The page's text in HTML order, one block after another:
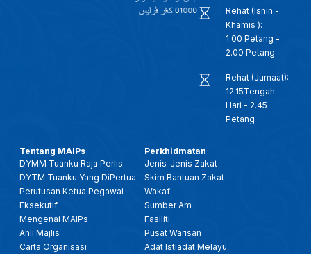
Rehat (Isnin -
Khamis ):
1.00 Petang -
2.00 Petang
Rehat (Jumaat):
12.15Tengah
Hari - 2.45
Petang
Tentang MAIPs
DYMM Tuanku Raja Perlis
DYTM Tuanku Yang DiPertua
Perutusan Ketua Pegawai
Eksekutif
Mengenai MAIPs
Ahli Majlis
Carta Organisasi
Perkhidmatan
Jenis-Jenis Zakat
Skim Bantuan Zakat
Wakaf
Sumber Am
Fasiliti
Pusat Warisan
Adat Istiadat Melayu